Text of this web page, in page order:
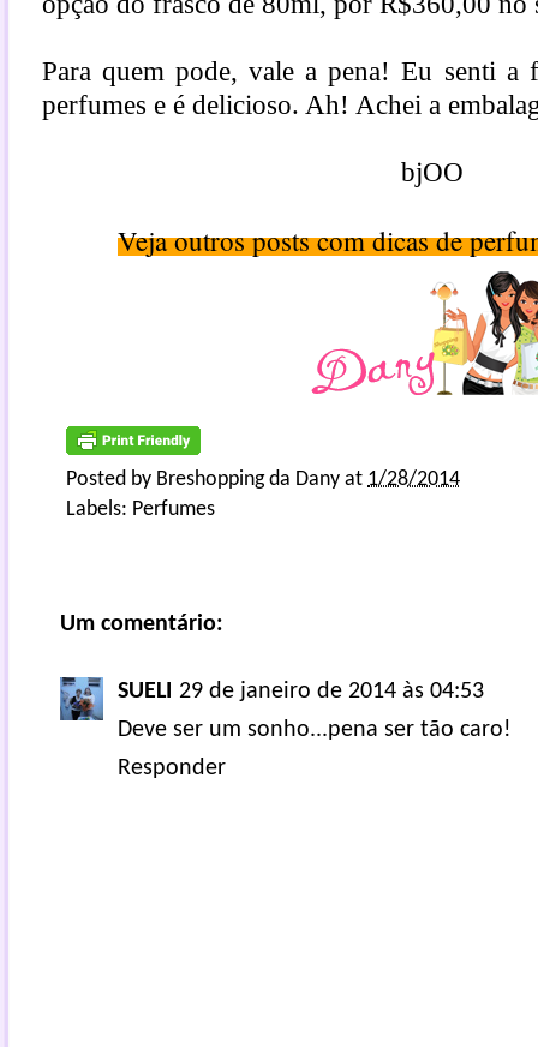
Para quem pode, vale a pena! Eu senti a
perfumes e é delicioso. Ah! Achei a
bjOO
Veja outros posts com dicas de
Posted by Breshopping da Dany at 1/28/2014
Labels: Perfumes
Um comentário:
SUELI 29 de janeiro de 2014 às 04:53
Deve ser um sonho...pena ser tão caro!
Responder